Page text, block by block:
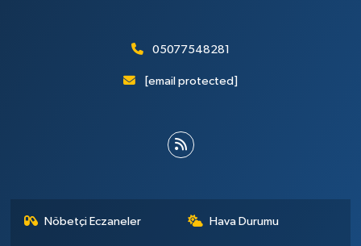
05077548281
[email protected]
Nöbetçi Eczaneler Hava Durumu